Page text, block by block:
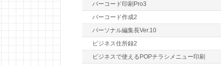
バーコード印刷Pro3
バーコード作成2
パーソナル編集長Ver.10
ビジネス住所録2
ビジネスで使えるPOPチラシメニュー印刷